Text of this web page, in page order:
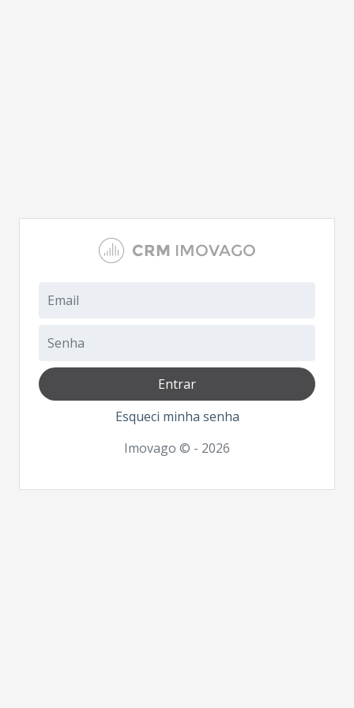
Email
Entrar
Esqueci minha senha
Imovago © - 2026